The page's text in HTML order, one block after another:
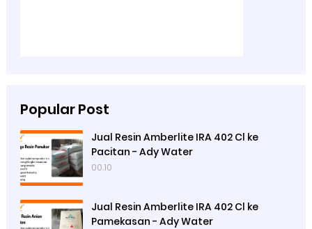
Popular Post
Jual Resin Amberlite IRA 402 Cl ke
Pacitan - Ady Water
00.10
Jual Resin Amberlite IRA 402 Cl ke
Pamekasan - Ady Water